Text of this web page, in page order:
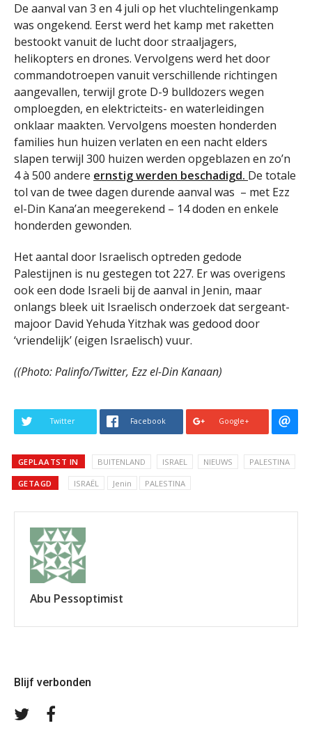
De aanval van 3 en 4 juli op het vluchtelingenkamp
was ongekend. Eerst werd het kamp met raketten
bestookt vanuit de lucht door straaljagers,
helikopters en drones. Vervolgens werd het door
commandotroepen vanuit verschillende richtingen
aangevallen, terwijl grote D-9 bulldozers wegen
omploegden, en elektricteits- en waterleidingen
onklaar maakten. Vervolgens moesten honderden
families hun huizen verlaten en een nacht elders
slapen terwijl 300 huizen werden opgeblazen en zo’n
4 à 500 andere ernstig werden beschadigd. De totale
tol van de twee dagen durende aanval was – met Ezz
el-Din Kana’an meegerekend – 14 doden en enkele
honderden gewonden.
Het aantal door Israelisch optreden gedode
Palestijnen is nu gestegen tot 227. Er was overigens
ook een dode Israeli bij de aanval in Jenin, maar
onlangs bleek uit Israelisch onderzoek dat sergeant-
majoor David Yehuda Yitzhak was gedood door
‘vriendelijk’ (eigen Israelisch) vuur.
((Photo: Palinfo/Twitter, Ezz el-Din Kanaan)
Twitter Facebook Google+
GEPLAATST IN BUITENLAND ISRAEL NIEUWS PALESTINA
GETAGD ISRAËL Jenin PALESTINA
Abu Pessoptimist
Blijf verbonden
Volg